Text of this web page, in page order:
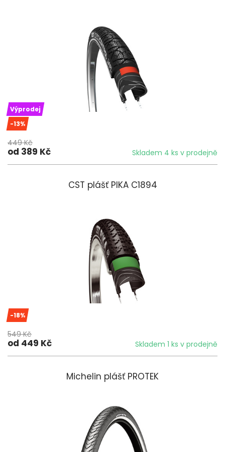
Výprodej
-13%
449 Kč
od 389 Kč Skladem 4 ks v prodejně
CST plášť PIKA C1894
-18%
549 Kč
od 449 Kč Skladem 1 ks v prodejně
Michelin plášť PROTEK